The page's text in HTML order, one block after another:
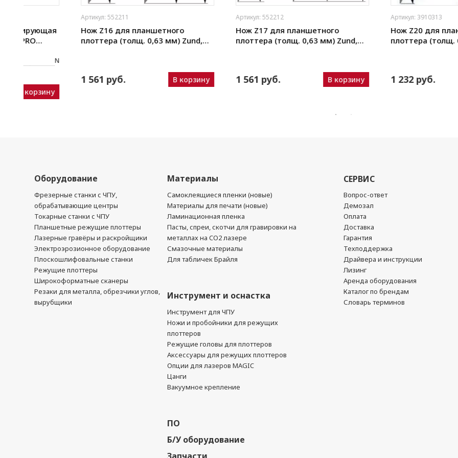
Артикул: 552211
Нож Z16 для планшетного
плоттера (толщ. 0,63 мм) Zund,
1 561 руб.
Артикул: 552212
Нож Z17 для планшетного
плоттера (толщ. 0,63 мм) Zund,
1 561 руб.
Артикул: 3910313
Нож Z20 для планшетного
плоттера (толщ. 0,63 мм)
1 232 руб.
Оборудование
Фрезерные станки с ЧПУ,
обрабатывающие центры
Токарные станки с ЧПУ
Планшетные режущие плоттеры
Лазерные гравёры и раскройщики
Электроэрозионное оборудование
Плоскошлифовальные станки
Режущие плоттеры
Широкоформатные сканеры
Резаки для металла, обрезчики углов,
вырубщики
Материалы
Самоклеящиеся пленки (новые)
Материалы для печати (новые)
Ламинационная пленка
Пасты, спреи, скотчи для гравировки на
металлах на CO2 лазере
Смазочные материалы
Для табличек Брайля
Инструмент и оснастка
Инструмент для ЧПУ
Ножи и пробойники для режущих
плоттеров
Режущие головы для плоттеров
Аксессуары для режущих плоттеров
Опции для лазеров MAGIC
Цанги
Вакуумное крепление
ПО
Б/У оборудование
СЕРВИС
Вопрос-ответ
Демозал
Оплата
Доставка
Гарантия
Техподдержка
Драйвера и инструкции
Лизинг
Аренда оборудования
Каталог по брендам
Словарь терминов